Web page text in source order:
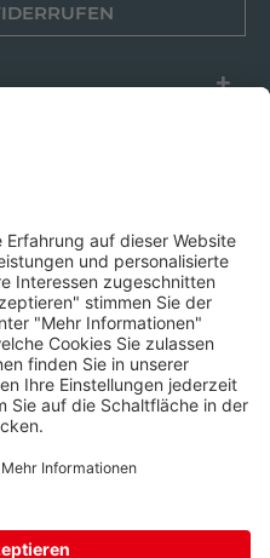
WARENKORB
UNS
Widerrufsrecht
nicht anders beschrieben.
Dienstleister für die